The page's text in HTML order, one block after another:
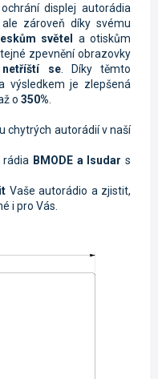
ochrání displej autorádia
zároveň díky svému
světel
a otiskům
zpevnění obrazovky
netříští se. Díky těmto
výsledkem je zlepšená
o 350%
chytrých autorádií v naší
BMODE a Isudars
Vaše autorádio a zjistit,
i pro Vás.